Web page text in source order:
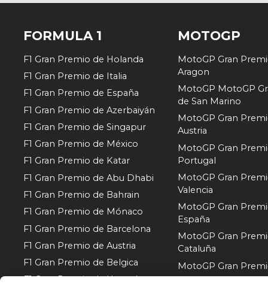
FORMULA 1
F1 Gran Premio de Holanda
F1 Gran Premio de Italia
F1 Gran Premio de España
F1 Gran Premio de Azerbaiyán
F1 Gran Premio de Singapur
F1 Gran Premio de México
F1 Gran Premio de Katar
F1 Gran Premio de Abu Dhabi
F1 Gran Premio de Bahrain
F1 Gran Premio de Mónaco
F1 Gran Premio de Barcelona
F1 Gran Premio de Austria
F1 Gran Premio de Belgica
F1 Gran Premio de Hungría
MOTOGP
MotoGP Gran
Aragon
MotoGP MotoGP
de San Marino
MotoGP Gran
Austria
MotoGP Gran
Portugal
MotoGP Gran
Valencia
MotoGP Gran
España
MotoGP Gran
Cataluña
MotoGP Gran